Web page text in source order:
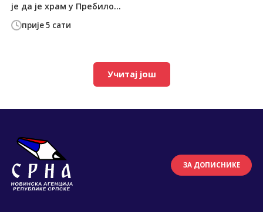
прије 5 сати
је да је храм у Пребило...
Учитај још
ЗА ДОПИСНИКЕ